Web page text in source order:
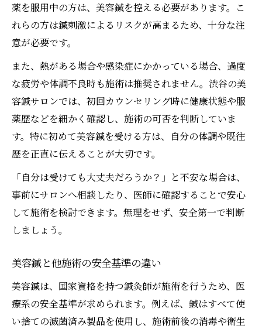
薬を服用中の方は、美容鍼を控える必要があります。こ
れらの方は鍼刺激によるリスクが高まるため、十分な注
意が必要です。
また、熱がある場合や感染症にかかっている場合、過度
な疲労や体調不良時も施術は推奨されません。渋谷の美
容鍼サロンでは、初回カウンセリング時に健康状態や服
薬歴などを細かく確認し、施術の可否を判断していま
す。特に初めて美容鍼を受ける方は、自分の体調や既往
歴を正直に伝えることが大切です。
「自分は受けても大丈夫だろうか？」と不安な場合は、
事前にサロンへ相談したり、医師に確認することで安心
して施術を検討できます。無理をせず、安全第一で判断
しましょう。
美容鍼と他施術の安全基準の違い
美容鍼は、国家資格を持つ鍼灸師が施術を行うため、医
療系の安全基準が求められます。例えば、鍼はすべて使
い捨ての滅菌済み製品を使用し、施術前後の消毒や衛生